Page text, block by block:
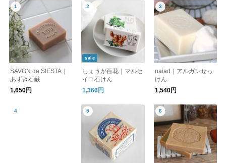
SAVON de SIESTA｜
あずき石鹸
1,650円
sale
しょうが百花｜マルセ
イユ石けん
1,366円
naiad｜アルガンせっ
けん
1,540円